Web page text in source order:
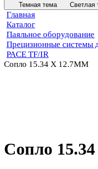
Темная тема Светлая
Главная
Каталог
Паяльное оборудование
Прецизионные системы
PACE TF/IR
Сопло 15.34 X 12.7MM
Сопло